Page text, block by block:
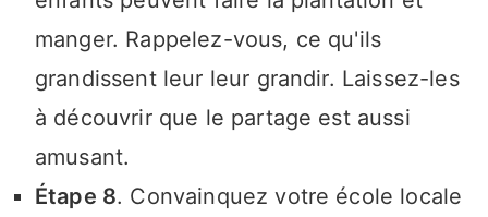
manger. Rappelez-vous, ce qu'ils
grandissent leur leur grandir. Laissez-les
à découvrir que le partage est aussi
amusant.
Étape 8. Convainquez votre école locale